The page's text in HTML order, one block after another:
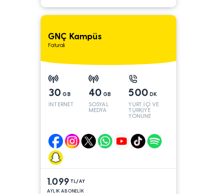
GNÇ Kampüs
Faturalı
30 GB
İNTERNET
40 GB
SOSYAL
MEDYA
500 DK
YURT İÇİ VE
TÜRKİYE
YÖNÜNE
1.099 TL/AY
AYLIK ABONELİK